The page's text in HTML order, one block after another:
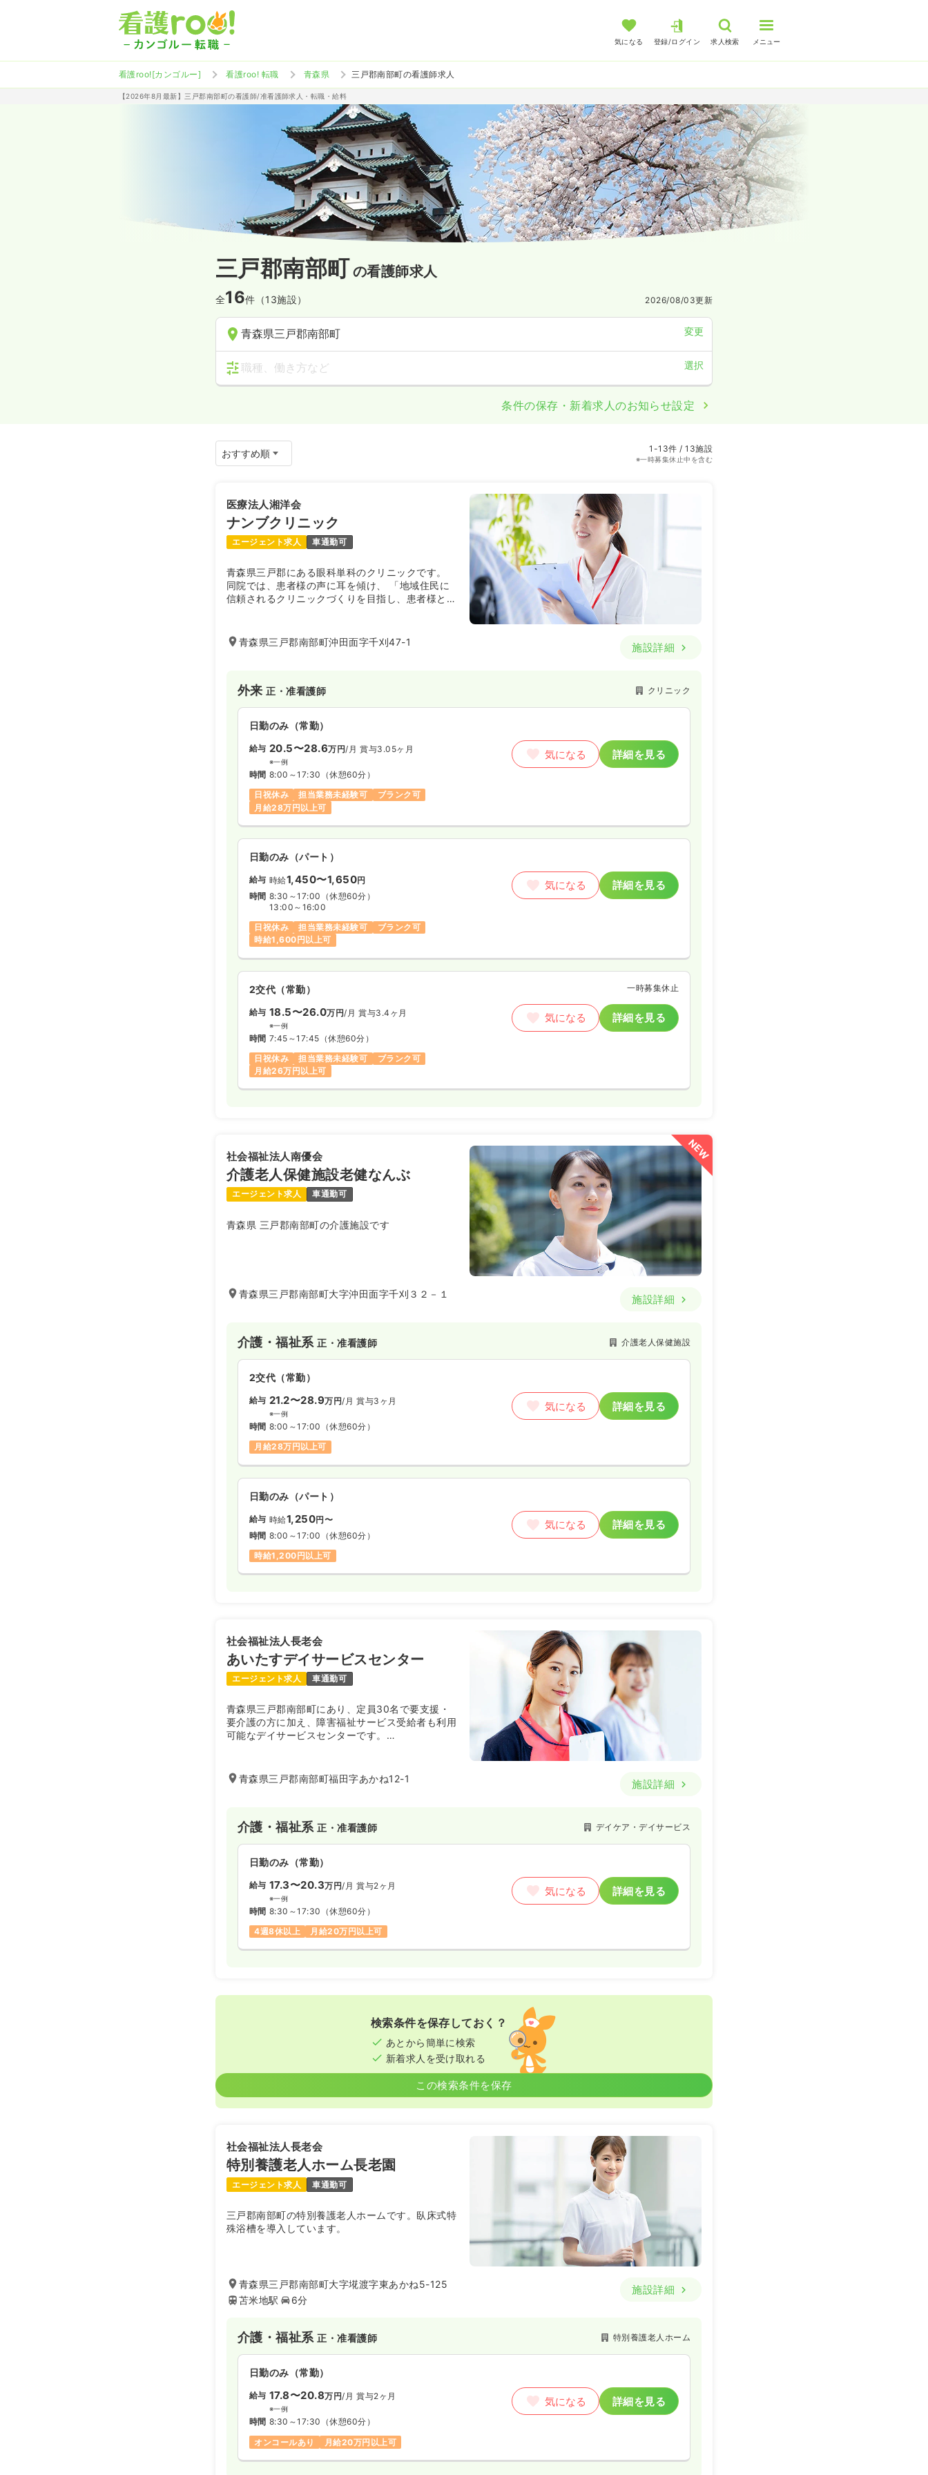
気になる 登録/ログイン 求人検索 メニュー
看護roo![カンゴルー] 看護roo! 転職 青森県 三戸郡南部町の看護師求人
【2026年8月最新】三戸郡南部町の看護師/准看護師求人・転職・給料
三戸郡南部町の看護師求人
全16件（13施設） 2026/08/03更新
青森県三戸郡南部町 変更
職種、働き方など 選択
条件の保存・新着求人のお知らせ設定
1-13件 / 13施設
※一時募集休止中を含む
医療法人湘洋会
ナンブクリニック
エージェント求人 車通勤可
青森県三戸郡にある眼科単科のクリニックです。
同院では、患者様の声に耳を傾け、 「地域住民に
信頼されるクリニックづくりを目指し、患者様との
白内障手術を中心に、硝子体手術、緑内障手術を行
未経験者、新人も丁寧に指導いたします。
子育てしながら働く女性が多く、お子さんの行事に
も積極的に参加しています。
職員同士がお互いに助け合える環境になるよう、配
慮しています。
青森県三戸郡南部町沖田面字千刈47-1 施設詳細
外来正・准看護師 クリニック
日勤のみ（常勤）
給与 20.5〜28.6万円/月 賞与3.05ヶ月
※一例
時間 8:00～17:30 （休憩60分）
日祝休み
担当業務未経験可
ブランク可
月給28万円以上可
気になる 詳細を見る
日勤のみ（パート）
給与 時給1,450〜1,650円
時間 8:30～17:00 （休憩60分）
13:00～16:00
日祝休み
担当業務未経験可
ブランク可
時給1,600円以上可
気になる 詳細を見る
2交代（常勤） 一時募集休止
給与 18.5〜26.0万円/月 賞与3.4ヶ月
※一例
時間 7:45～17:45 （休憩60分）
日祝休み
担当業務未経験可
ブランク可
月給26万円以上可
気になる 詳細を見る
NEW
社会福祉法人南優会
介護老人保健施設老健なんぶ
エージェント求人 車通勤可
青森県 三戸郡南部町の介護施設です
青森県三戸郡南部町大字沖田面字千刈３２－１ 施設詳細
介護・福祉系正・准看護師 介護老人保健施設
2交代（常勤）
給与 21.2〜28.9万円/月 賞与3ヶ月
※一例
時間 8:00～17:00 （休憩60分）
月給28万円以上可
気になる 詳細を見る
日勤のみ（パート）
給与 時給1,250円〜
時間 8:00～17:00 （休憩60分）
時給1,200円以上可
気になる 詳細を見る
社会福祉法人長老会
あいたすデイサービスセンター
エージェント求人 車通勤可
青森県三戸郡南部町にあり、定員30名で要支援・
要介護の方に加え、障害福祉サービス受給者も利用
可能なデイサービスセンターです。
度の方に対応できる設備が整っています。
多様な利用者様に対して質の高い入浴支援と地域生
青森県三戸郡南部町福田字あかね12-1 施設詳細
介護・福祉系正・准看護師 デイケア・デイサービス
日勤のみ（常勤）
給与 17.3〜20.3万円/月 賞与2ヶ月
※一例
時間 8:30～17:30 （休憩60分）
4週8休以上
月給20万円以上可
気になる 詳細を見る
検索条件を保存しておく？
あとから簡単に検索
新着求人を受け取れる
この検索条件を保存
社会福祉法人長老会
特別養護老人ホーム長老園
エージェント求人 車通勤可
三戸郡南部町の特別養護老人ホームです。臥床式特
殊浴槽を導入しています。
青森県三戸郡南部町大字埖渡字東あかね5-125
苫米地駅
6分
施設詳細
介護・福祉系正・准看護師 特別養護老人ホーム
日勤のみ（常勤）
給与 17.8〜20.8万円/月 賞与2ヶ月
※一例
時間 8:30～17:30 （休憩60分）
オンコールあり
月給20万円以上可
気になる 詳細を見る